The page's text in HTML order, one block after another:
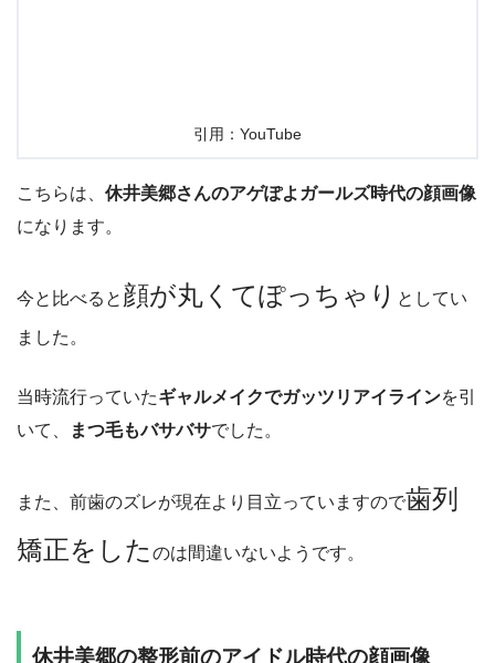
引用：YouTube
こちらは、 休井美郷さんのアゲぽよガールズ時代の顔画像
になります。
今と比べると 顔が丸くてぽっちゃり としてい
ました。
当時流行っていたギャルメイクでガッツリアイラインを引
いて、
まつ毛もバサバサでした。
また、前歯のズレが現在より目立っていますので歯列
矯正をした のは間違いないようです。
休井美郷の整形前のアイドル時代の顔画像